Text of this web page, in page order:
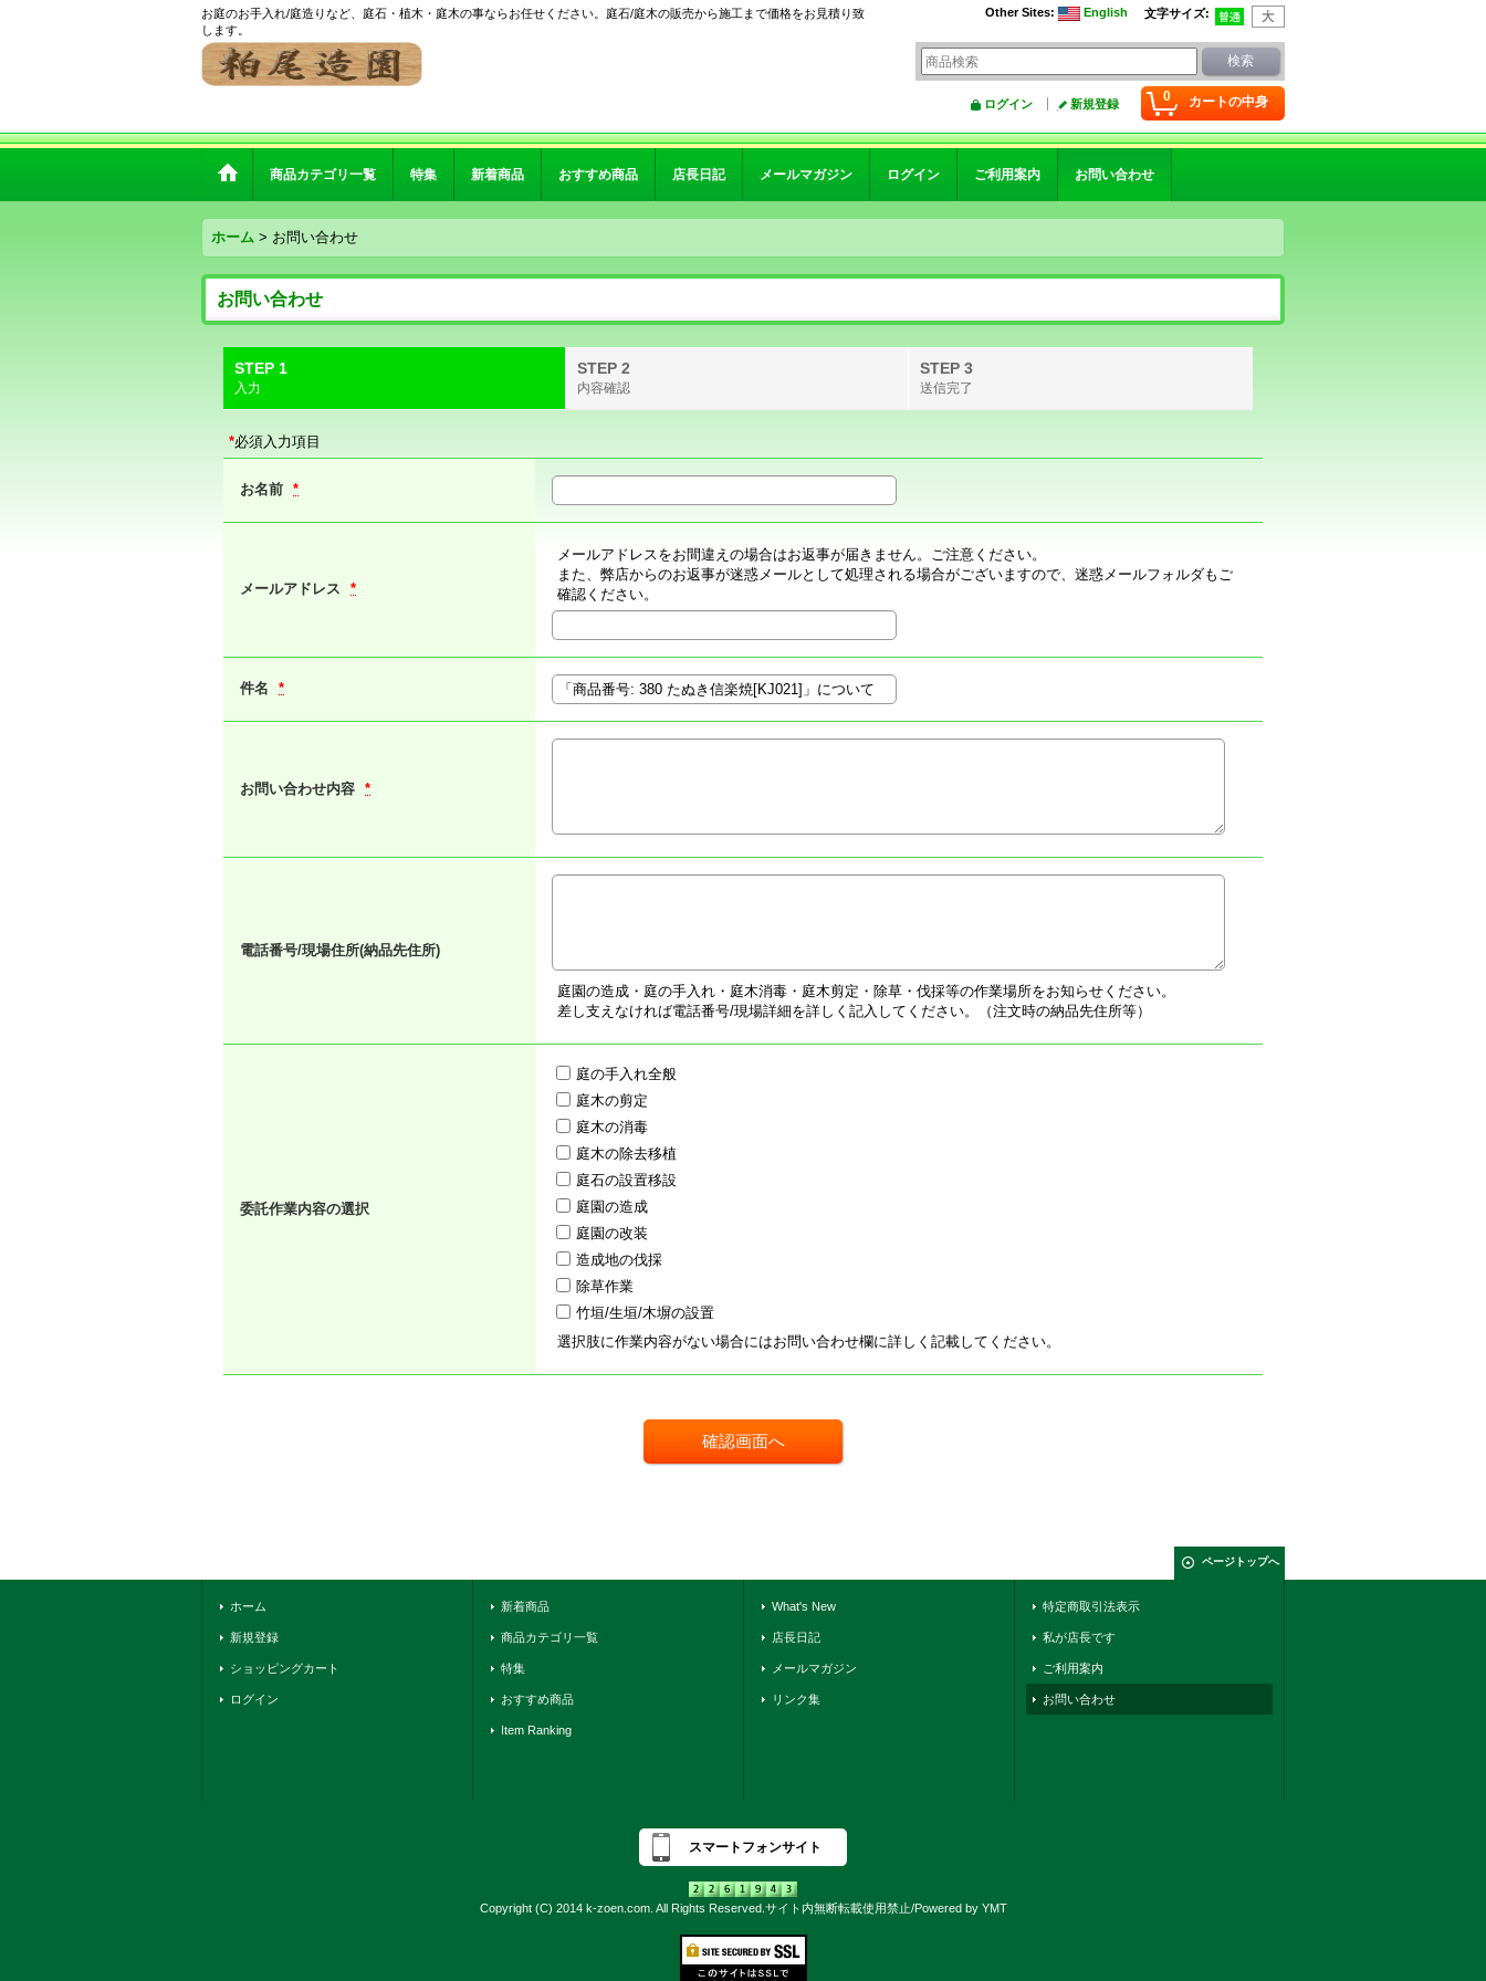
お庭のお手入れ/庭造りなど、庭石・植木・庭木の事ならお任せください。庭石/庭木の販売から施工まで価格をお見積り致
します。
文字サイズ:
Other Sites: English
0 カートの中身
ログイン 新規登録
商品カテゴリ一覧 特集 新着商品 おすすめ商品 店長日記 メールマガジン ログイン ご利用案内 お問い合わせ
ホーム > お問い合わせ
お問い合わせ
STEP 1
入力
STEP 2
内容確認
STEP 3
送信完了
*必須入力項目
お名前 *
メールアドレス *
メールアドレスをお間違えの場合はお返事が届きません。ご注意ください。
また、弊店からのお返事が迷惑メールとして処理される場合がございますので、迷惑メールフォルダもご
確認ください。
件名 *
お問い合わせ内容 *
電話番号/現場住所(納品先住所)
庭園の造成・庭の手入れ・庭木消毒・庭木剪定・除草・伐採等の作業場所をお知らせください。
差し支えなければ電話番号/現場詳細を詳しく記入してください。（注文時の納品先住所等）
委託作業内容の選択
庭の手入れ全般
庭木の剪定
庭木の消毒
庭木の除去移植
庭石の設置移設
庭園の造成
庭園の改装
造成地の伐採
除草作業
竹垣/生垣/木塀の設置
選択肢に作業内容がない場合にはお問い合わせ欄に詳しく記載してください。
ページトップへ
ホーム
新規登録
ショッピングカート
ログイン
新着商品
商品カテゴリ一覧
特集
おすすめ商品
Item Ranking
What's New
店長日記
メールマガジン
リンク集
特定商取引法表示
私が店長です
ご利用案内
お問い合わせ
スマートフォンサイト
Copyright (C) 2014 k-zoen.com. All Rights Reserved.サイト内無断転載使用禁止/Powered by YMT